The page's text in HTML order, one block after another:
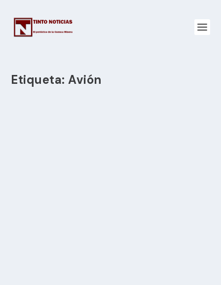
Etiqueta:Avión